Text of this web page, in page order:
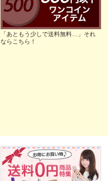
「あともう少しで送料無料…」それ
ならこちら！